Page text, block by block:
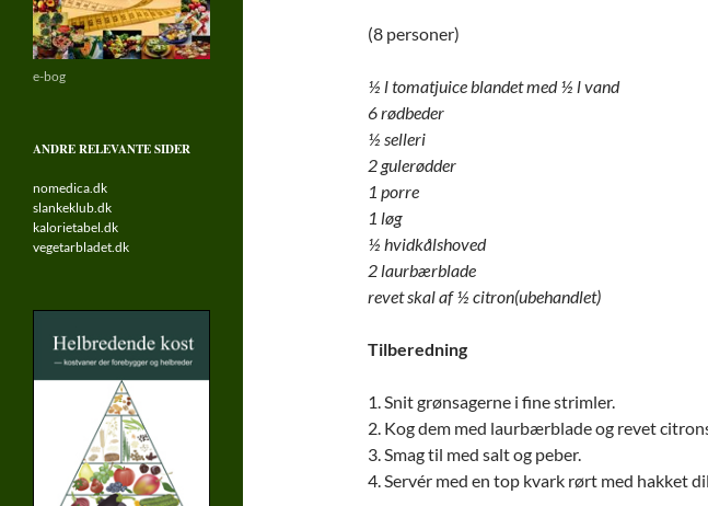
(8 personer)
½ l tomatjuice blandet med ½ l vand
6 rødbeder
½ selleri
2 gulerødder
1 porre
1 løg
½ hvidkålshoved
2 laurbærblade
revet skal af ½ citron(ubehandlet)
Tilberedning
1. Snit grønsagerne i fine strimler.
2. Kog dem med laurbærblade og revet
3. Smag til med salt og peber.
4. Servér med en top kvark rørt med hakket
e-bog
ANDRE RELEVANTE SIDER
nomedica.dk
slankeklub.dk
kalorietabel.dk
vegetarbladet.dk